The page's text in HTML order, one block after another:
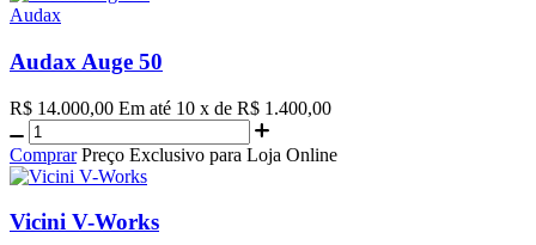
Audax
Audax Auge 50
R$ 14.000,00 Em até 10 x de R$ 1.400,00
Comprar Preço Exclusivo para Loja Online
Vicini V-Works